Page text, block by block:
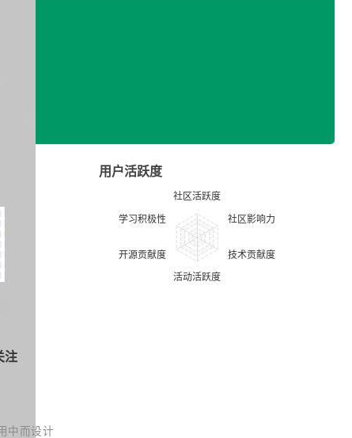
用户活跃度
注
中而设计